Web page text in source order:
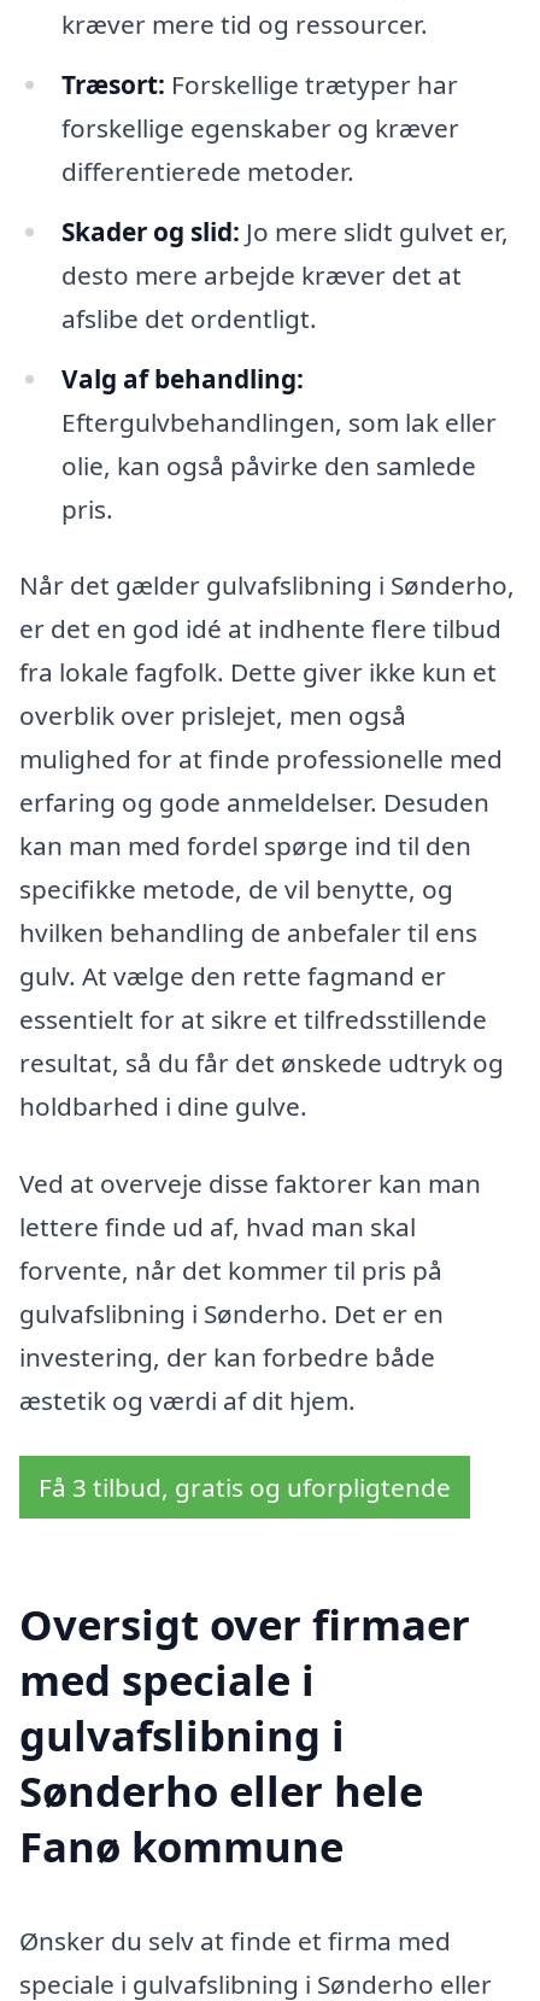
kræver mere tid og ressourcer.
Træsort: Forskellige trætyper har
forskellige egenskaber og kræver
differentierede metoder.
Skader og slid: Jo mere slidt gulvet er,
desto mere arbejde kræver det at
afslibe det ordentligt.
Valg af behandling:
Eftergulvbehandlingen, som lak eller
olie, kan også påvirke den samlede
pris.
Når det gælder gulvafslibning i Sønderho,
er det en god idé at indhente flere tilbud
fra lokale fagfolk. Dette giver ikke kun et
overblik over prislejet, men også
mulighed for at finde professionelle med
erfaring og gode anmeldelser. Desuden
kan man med fordel spørge ind til den
specifikke metode, de vil benytte, og
hvilken behandling de anbefaler til ens
gulv. At vælge den rette fagmand er
essentielt for at sikre et tilfredsstillende
resultat, så du får det ønskede udtryk og
holdbarhed i dine gulve.
Ved at overveje disse faktorer kan man
lettere finde ud af, hvad man skal
forvente, når det kommer til pris på
gulvafslibning i Sønderho. Det er en
investering, der kan forbedre både
æstetik og værdi af dit hjem.
Få 3 tilbud, gratis og uforpligtende
Oversigt over firmaer
med speciale i
gulvafslibning i
Sønderho eller hele
Fanø kommune
Ønsker du selv at finde et firma med
speciale i gulvafslibning i Sønderho eller